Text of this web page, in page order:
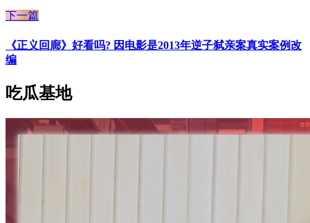
下一篇
《正义回廊》好看吗? 因电影是2013年逆子弑亲案真实案例改
编
吃瓜基地